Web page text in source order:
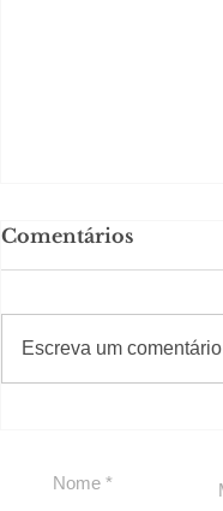
Comentários
Escreva um comentário
#Sugestões